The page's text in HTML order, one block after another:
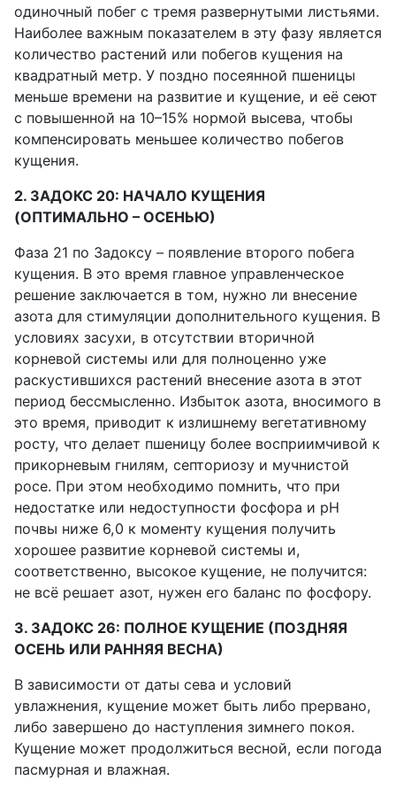
одиночный побег с тремя развернутыми листьями.
Наиболее важным показателем в эту фазу является
количество растений или побегов кущения на
квадратный метр. У поздно посеянной пшеницы
меньше времени на развитие и кущение, и её сеют
с повышенной на 10–15% нормой высева, чтобы
компенсировать меньшее количество побегов
кущения.
2. ЗАДОКС 20: НАЧАЛО КУЩЕНИЯ
(ОПТИМАЛЬНО – ОСЕНЬЮ)
Фаза 21 по Задоксу – появление второго побега
кущения. В это время главное управленческое
решение заключается в том, нужно ли внесение
азота для стимуляции дополнительного кущения. В
условиях засухи, в отсутствии вторичной
корневой системы или для полноценно уже
раскустившихся растений внесение азота в этот
период бессмысленно. Избыток азота, вносимого в
это время, приводит к излишнему вегетативному
росту, что делает пшеницу более восприимчивой к
прикорневым гнилям, септориозу и мучнистой
росе. При этом необходимо помнить, что при
недостатке или недоступности фосфора и рН
почвы ниже 6,0 к моменту кущения получить
хорошее развитие корневой системы и,
соответственно, высокое кущение, не получится:
не всё решает азот, нужен его баланс по фосфору.
3. ЗАДОКС 26: ПОЛНОЕ КУЩЕНИЕ (ПОЗДНЯЯ
ОСЕНЬ ИЛИ РАННЯЯ ВЕСНА)
В зависимости от даты сева и условий
увлажнения, кущение может быть либо прервано,
либо завершено до наступления зимнего покоя.
Кущение может продолжиться весной, если погода
пасмурная и влажная.